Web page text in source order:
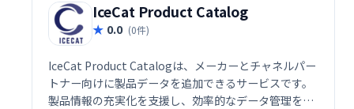
IceCat Product Catalog
0.0 (0件)
IceCat Product Catalogは、メーカーとチャネルパー
トナー向けに製品データを追加できるサービスです。
製品情報の充実化を支援し、効率的なデータ管理を実